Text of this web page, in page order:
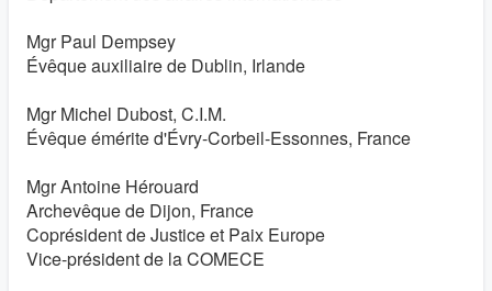
Mgr Paul Dempsey
Évêque auxiliaire de Dublin, Irlande
Mgr Michel Dubost, C.I.M.
Évêque émérite d'Évry-Corbeil-Essonnes, France
Mgr Antoine Hérouard
Archevêque de Dijon, France
Coprésident de Justice et Paix Europe
Vice-président de la COMECE